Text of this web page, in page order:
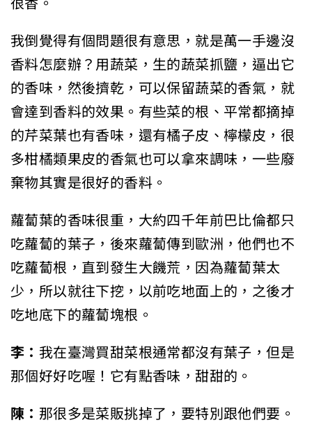
我倒覺得有個問題很有意思，就是萬一手邊沒
香料怎麼辦？用蔬菜，生的蔬菜抓鹽，逼出它
的香味，然後擠乾，可以保留蔬菜的香氣，就
會達到香料的效果。有些菜的根、平常都摘掉
的芹菜葉也有香味，還有橘子皮、檸檬皮，很
多柑橘類果皮的香氣也可以拿來調味，一些廢
棄物其實是很好的香料。
蘿蔔葉的香味很重，大約四千年前巴比倫都只
吃蘿蔔的葉子，後來蘿蔔傳到歐洲，他們也不
吃蘿蔔根，直到發生大饑荒，因為蘿蔔葉太
少，所以就往下挖，以前吃地面上的，之後才
吃地底下的蘿蔔塊根。
李：我在臺灣買甜菜根通常都沒有葉子，但是
那個好好吃喔！它有點香味，甜甜的。
陳：那很多是菜販挑掉了，要特別跟他們要。